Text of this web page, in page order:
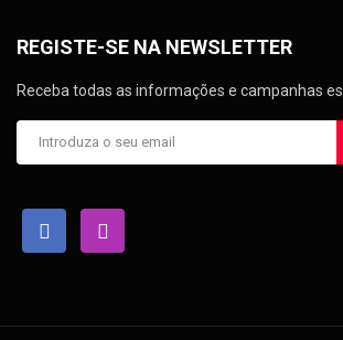
REGISTE-SE NA NEWSLETTER
Receba todas as informações e campanhas